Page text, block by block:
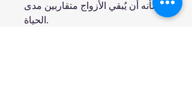
شأنه أن يُبقي الأزواج متقاربين مدى
الحياة.